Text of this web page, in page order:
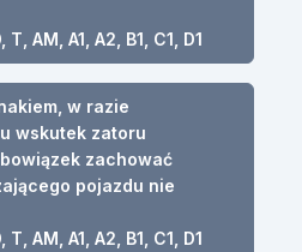
AM, A1, A2, B1, C1, D1
w razie
wskutek zatoru
zachować
pojazdu nie
AM, A1, A2, B1, C1, D1